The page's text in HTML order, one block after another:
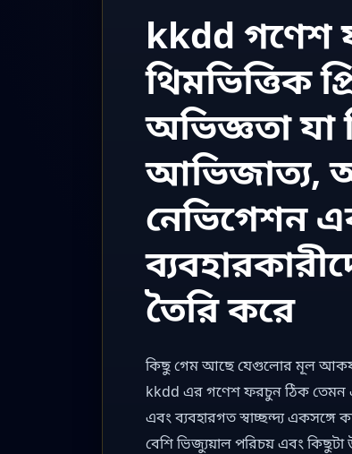
kkdd গণেশ
থিমভিত্তিক
অভিজ্ঞতা যা
আভিজাত্য,
নেভিগেশন
তৈরি করে
কিছু গেম আছে যেগুলোর মূল
kkdd এর গণেশ ফরচুন ঠিক তেমন
এবং ব্যবহারগত স্বাচ্ছন্দ্য
বেশি ভিজ্যুয়াল পরিচয় এবং